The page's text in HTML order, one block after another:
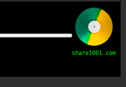
share1001.com